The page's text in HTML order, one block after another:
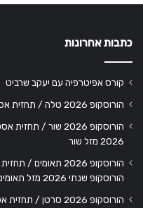
כתבות אחרונות
קורס אפיטרפיה עם יעקב שרביט
הורוסקופ 2026 טלה / תחזית אסטרולוגיה שנתית מזל טלה
הורוסקופ 2026 שור
2026 מזל שור
הורוסקופ 2026
הורוסקופ שנתי 2026 מזל תאומים
הורוסקופ 2026